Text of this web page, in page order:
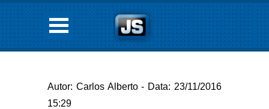
Autor: Carlos Alberto - Data: 23/11/2016
15:29